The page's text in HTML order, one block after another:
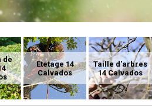
de
Etetage 14
Calvados
Taille d'arbres
14 Calvados